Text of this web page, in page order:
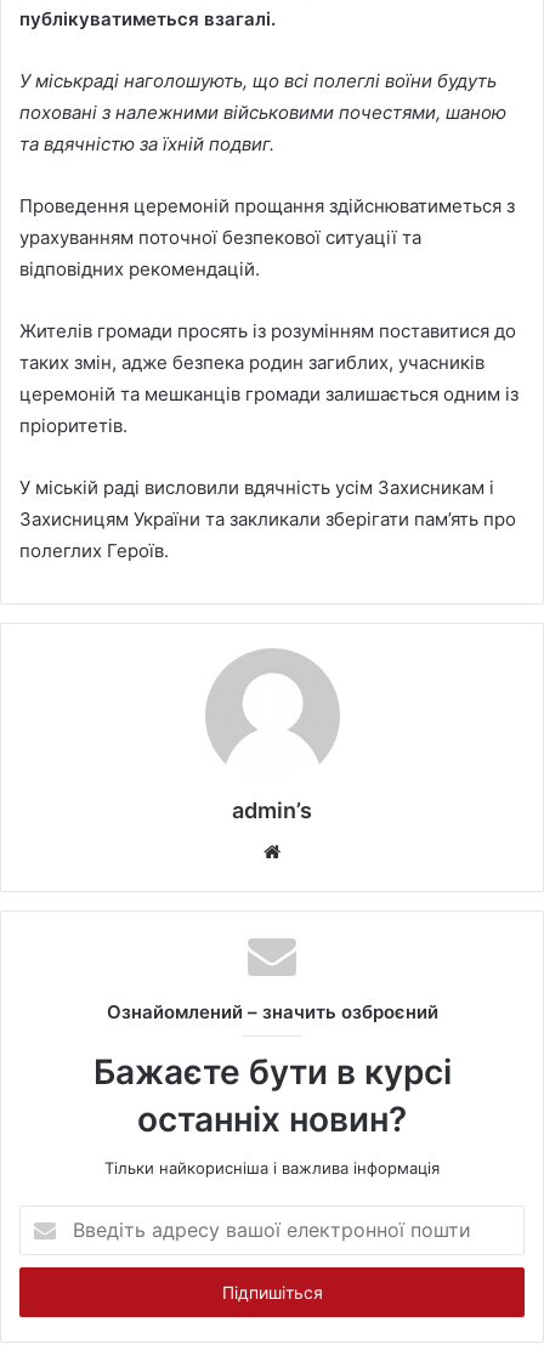
публікуватиметься взагалі.
У міськраді наголошують, що всі полеглі воїни будуть
поховані з належними військовими почестями, шаною
та вдячністю за їхній подвиг.
Проведення церемоній прощання здійснюватиметься з
урахуванням поточної безпекової ситуації та
відповідних рекомендацій.
Жителів громади просять із розумінням поставитися до
таких змін, адже безпека родин загиблих, учасників
церемоній та мешканців громади залишається одним із
пріоритетів.
У міській раді висловили вдячність усім Захисникам і
Захисницям України та закликали зберігати пам’ять про
полеглих Героїв.
admin’s
b
s
i
e
Ознайомлений – значить озброєний
Бажаєте бути в курсі
останніх новин?
Тільки найкорисніша і важлива інформація
е
і
т